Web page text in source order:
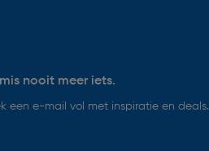
nooit meer iets.
een e-mail vol met inspiratie en deals.